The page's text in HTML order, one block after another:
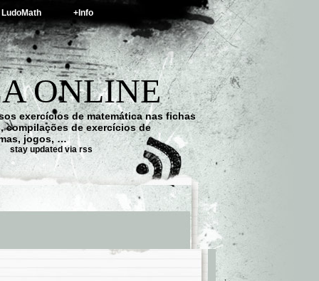
LudoMath +Info
ONLINE
exercícios de matemática nas fichas
compilações de exercícios de
jogos, …
stay updated via rss